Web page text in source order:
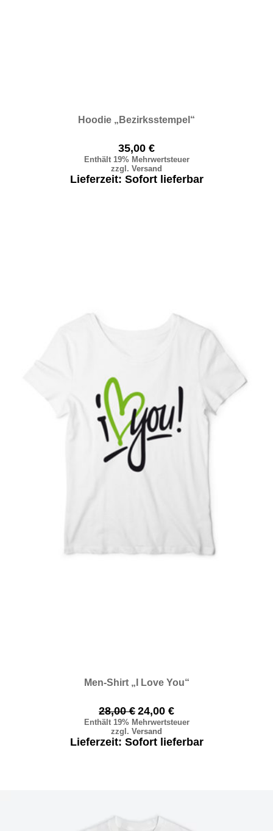
Hoodie „Bezirksstempel“
35,00 €
Enthält 19% Mehrwertsteuer
zzgl. Versand
Lieferzeit: Sofort lieferbar
Men-Shirt „I Love You“
28,00€ Ursprünglicher
Preis
war:
28,00 €
24,00 €
Preis
ist:
24,00 €.
Enthält 19% Mehrwertsteuer
zzgl. Versand
Lieferzeit: Sofort lieferbar